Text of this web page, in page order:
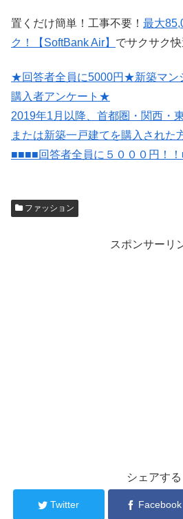
置くだけ簡単！工事不要！ 最大
ク！【SoftBank Air】 でサクサク快
★回答者全員に5000円★新築マン
購入者アンケート★
2019年1月以降、首都圏・関西・
または新築一戸建てを購入された
■■■■回答者全員に５０００円！
ファッション
スポンサーリ
シェアする
Twitter Facebook